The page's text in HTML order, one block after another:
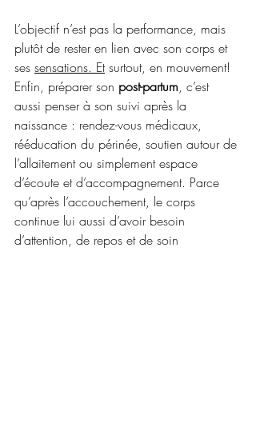
L’objectif n’est pas la performance, mais
plutôt de rester en lien avec son corps et
ses sensations. Et surtout, en mouvement!
Enfin, préparer son post-partum, c’est
aussi penser à son suivi après la
naissance : rendez-vous médicaux,
rééducation du périnée, soutien autour de
l’allaitement ou simplement espace
d’écoute et d’accompagnement. Parce
qu’après l’accouchement, le corps
continue lui aussi d’avoir besoin
d’attention, de repos et de soin